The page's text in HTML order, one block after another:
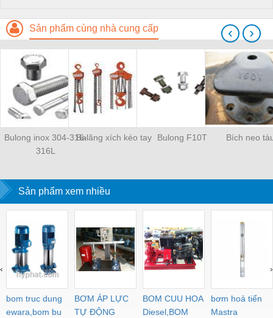
Sản phẩm cùng nhà cung cấp
Bulong inox 304-316-
316L
Balăng xích kéo tay Bulong F10T Bích neo
‹ ›
Sản phẩm xem nhiều
bom truc dung
ewara,bom bu
BƠM ÁP LỰC
TỰ ĐỘNG
BOM CUU HOA
Diesel,BOM
bơm hoả tiển
Mastra
‹ ›